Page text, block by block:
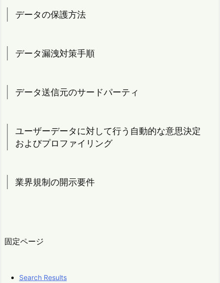
データの保護方法
データ漏洩対策手順
データ送信元のサードパーティ
ユーザーデータに対して行う自動的な意思決定
およびプロファイリング
業界規制の開示要件
固定ページ
Search Results